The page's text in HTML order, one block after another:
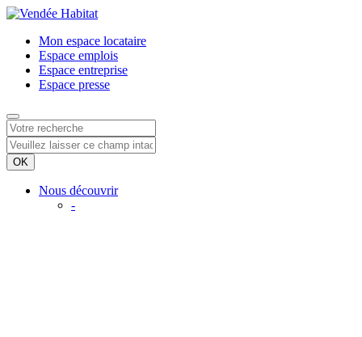
Mon espace locataire
Espace emplois
Espace entreprise
Espace presse
Nous découvrir
-